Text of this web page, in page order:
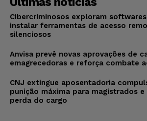
Cibercriminosos exploram
instalar ferramentas de acesso
silenciosos
Anvisa prevê novas aprovações de
emagrecedoras e reforça combate
CNJ extingue aposentadoria
punição máxima para magistrados
perda do cargo